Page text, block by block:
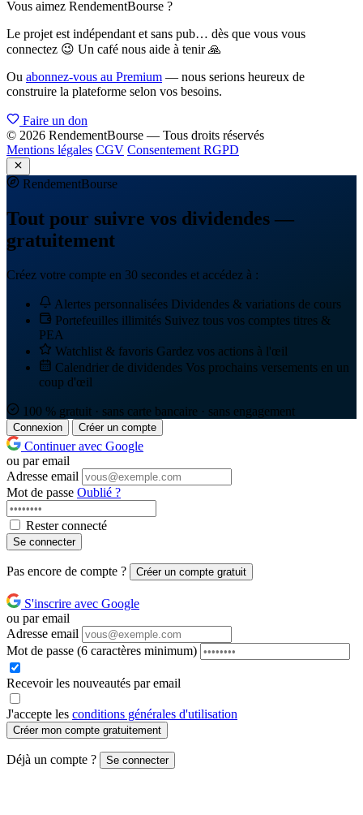
Vous aimez RendementBourse ?
Le projet est indépendant et sans pub… dès que vous vous
connectez 😉 Un café nous aide à tenir 🙏
Ou abonnez-vous au Premium — nous serions heureux de
construire la plateforme selon vos besoins.
Faire un don
© 2026 RendementBourse — Tous droits réservés
Mentions légales CGV Consentement RGPD
RendementBourse
Tout pour suivre vos dividendes —
gratuitement
Créez votre compte en 30 secondes et accédez à :
Alertes personnalisées Dividendes & variations de cours
Portefeuilles illimités Suivez tous vos comptes titres &
PEA
Watchlist & favoris Gardez vos actions à l'œil
Calendrier de dividendes Vos prochains versements en un
coup d'œil
100 % gratuit · sans carte bancaire · sans engagement
Connexion Créer un compte
Continuer avec Google
ou par email
Adresse email
Mot de passe Oublié ?
Rester connecté
Se connecter
Pas encore de compte ? Créer un compte gratuit
S'inscrire avec Google
ou par email
Adresse email
Mot de passe (6 caractères minimum)
Recevoir les nouveautés par email
J'accepte les conditions générales d'utilisation
Créer mon compte gratuitement
Déjà un compte ? Se connecter